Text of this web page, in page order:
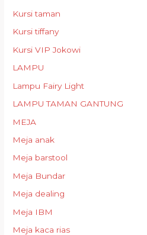
Kursi taman
Kursi tiffany
Kursi VIP Jokowi
LAMPU
Lampu Fairy Light
LAMPU TAMAN GANTUNG
MEJA
Meja anak
Meja barstool
Meja Bundar
Meja dealing
Meja IBM
Meja kaca rias